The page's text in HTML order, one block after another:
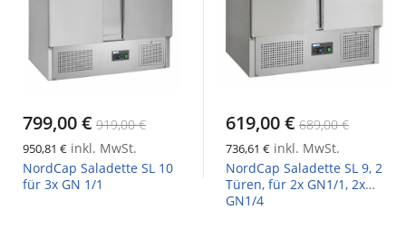
799,00 € 919,00 €
950,81 € inkl. MwSt.
NordCap Saladette SL 10
für 3x GN 1/1
619,00 € 689,00 €
736,61 € inkl. MwSt.
NordCap Saladette SL 9, 2
Türen, für 2x GN1/1, 2x
GN1/4